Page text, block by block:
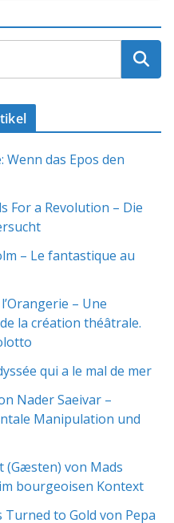
das Epos den
For a Revolution – Die
– Le fantastique au
– Une
la création théâtrale.
qui a le mal de mer
Nader Saeivar​​ –
Manipulation und
(Gæsten) von Mads
bourgeoisen Kontext
Turned to Gold von Pepa